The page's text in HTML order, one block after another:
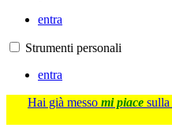
entra
Strumenti personali
entra
Hai già messo mi piace sulla